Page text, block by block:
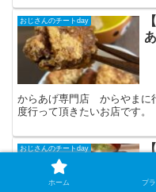
おじさんのチートday
からあげ専門店 からやまに
度行って頂きたいお店です。
おじさんのチートday
ホーム プ